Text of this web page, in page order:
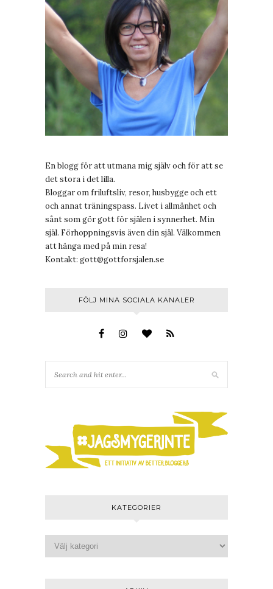
En blogg för att utmana mig själv och för att se
det stora i det lilla.
Bloggar om friluftsliv, resor, husbygge och ett
och annat träningspass. Livet i allmänhet och
sånt som gör gott för själen i synnerhet. Min
själ. Förhoppningsvis även din själ. Välkommen
att hänga med på min resa!
Kontakt: gott@gottforsjalen.se
FÖLJ MINA SOCIALA KANALER
KATEGORIER